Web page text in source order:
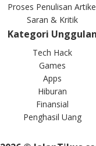
Proses Penulisan
Saran & Kritik
Kategori Unggulan
Tech Hack
Games
Apps
Hiburan
Finansial
Penghasil Uang